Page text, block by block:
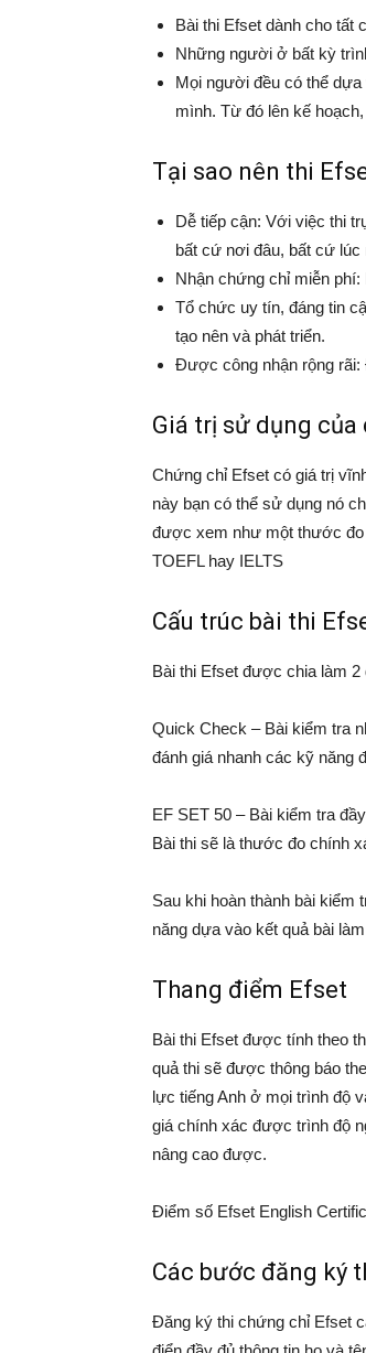
Bài thi Efset dành cho tất
Những người ở bất kỳ
Mọi người đều có thể
mình. Từ đó lên kế
Tại sao nên thi
Dễ tiếp cận: Với việc thi
bất cứ nơi đâu, bất cứ lúc
Nhận chứng chỉ miễn
Tổ chức uy tín, đáng tin
tạo nên và phát triển.
Được công nhận rộng rãi:
Giá trị sử dụng
Chứng chỉ Efset có giá trị
này bạn có thể sử dụng nó
được xem như một thước đo
TOEFL hay IELTS
Cấu trúc bài thi
Bài thi Efset được chia làm 2
Quick Check – Bài kiểm tra
đánh giá nhanh các kỹ năng
EF SET 50 – Bài kiểm tra
Bài thi sẽ là thước đo chính
Sau khi hoàn thành bài
năng dựa vào kết quả bài
Thang điểm Efset
Bài thi Efset được tính theo
quả thi sẽ được thông báo
lực tiếng Anh ở mọi trình độ
giá chính xác được trình độ
nâng cao được.
Điểm số Efset English
Các bước đăng ký
Đăng ký thi chứng chỉ Efset